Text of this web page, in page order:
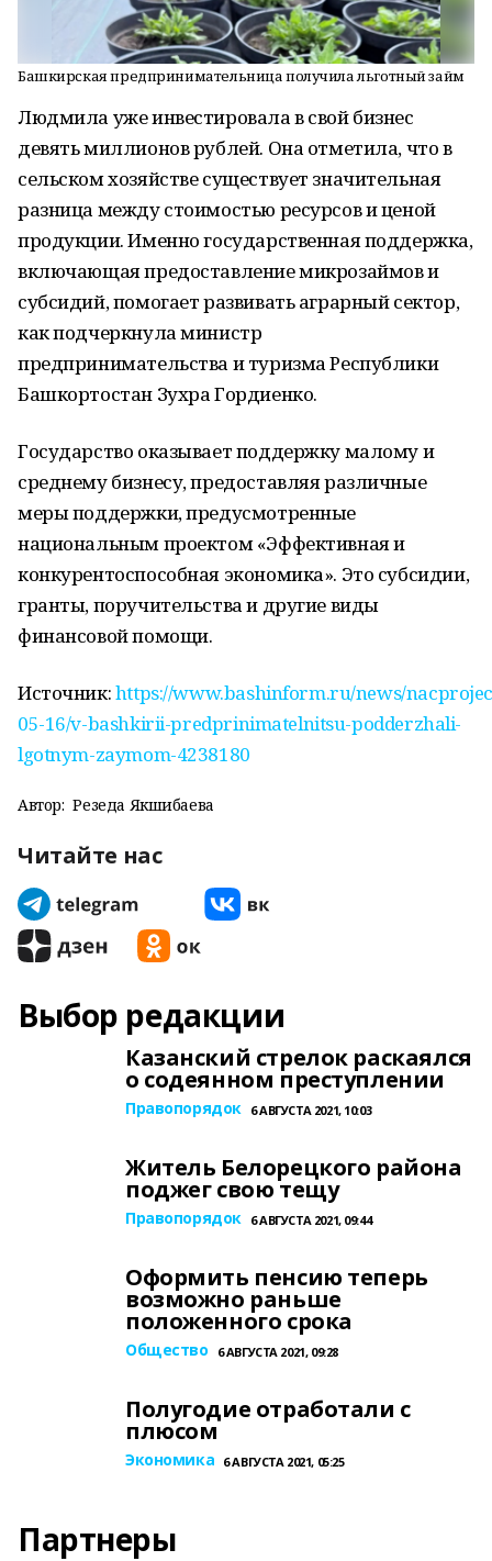
Башкирская предпринимательница получила льготный займ
Людмила уже инвестировала в свой бизнес
девять миллионов рублей. Она отметила, что в
сельском хозяйстве существует значительная
разница между стоимостью ресурсов и ценой
продукции. Именно государственная поддержка,
включающая предоставление микрозаймов и
субсидий, помогает развивать аграрный сектор,
как подчеркнула министр
предпринимательства и туризма Республики
Башкортостан Зухра Гордиенко.
Государство оказывает поддержку малому и
среднему бизнесу, предоставляя различные
меры поддержки, предусмотренные
национальным проектом «Эффективная и
конкурентоспособная экономика». Это субсидии,
гранты, поручительства и другие виды
финансовой помощи.
Источник:https://www.bashinform.ru/news/
05-16/v-bashkirii-predprinimatelnitsu-podderzhali-
lgotnym-zaymom-4238180
Автор: Резеда Якшибаева
Читайте нас
Выбор редакции
Казанский стрелок раскаялся
о содеянном преступлении
Правопорядок 6 АВГУСТА 2021, 10:03
Житель Белорецкого района
поджег свою тещу
Правопорядок 6 АВГУСТА 2021, 09:44
Оформить пенсию теперь
возможно раньше
положенного срока
Общество 6 АВГУСТА 2021, 09:28
Полугодие отработали с
плюсом
Экономика 6 АВГУСТА 2021, 05:25
Партнеры